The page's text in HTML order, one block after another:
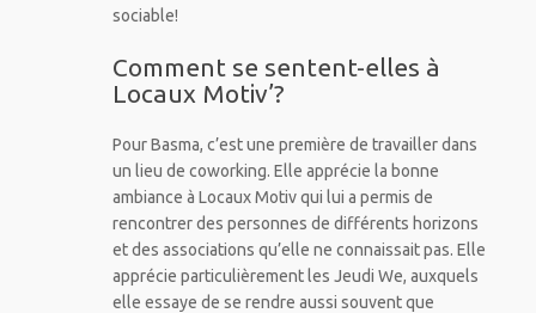
sociable!
Comment se sentent-elles à
Locaux Motiv’?
Pour Basma, c’est une première de travailler dans
un lieu de coworking. Elle apprécie la bonne
ambiance à Locaux Motiv qui lui a permis de
rencontrer des personnes de différents horizons
et des associations qu’elle ne connaissait pas. Elle
apprécie particulièrement les Jeudi We, auxquels
elle essaye de se rendre aussi souvent que